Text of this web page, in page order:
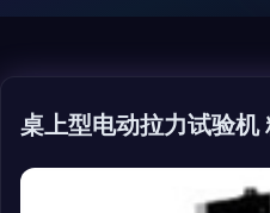
桌上型电动拉力试验机